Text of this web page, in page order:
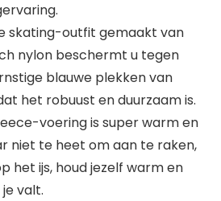
skating-outfit gemaakt van
nylon beschermt u tegen
blauwe plekken van
het robuust en duurzaam is.
voering is super warm en
niet te heet om aan te raken,
het ijs, houd jezelf warm en
valt.